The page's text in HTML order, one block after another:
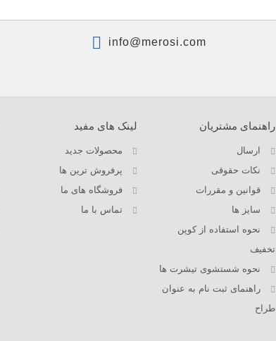
info@merosi.com
راهنمای مشتریان
ارسال
نکات حقوقی
قوانین و مقررات
سایز ها
نحوه استفاده از کوپن
تخفیف
نحوه شستشوی تیشرت ها
راهنمای ثبت نام به عنوان
طراح
لینک های مفید
محصولات جدید
پرفروش ترین‌ ها
فروشگاه های ما
تماس با ما